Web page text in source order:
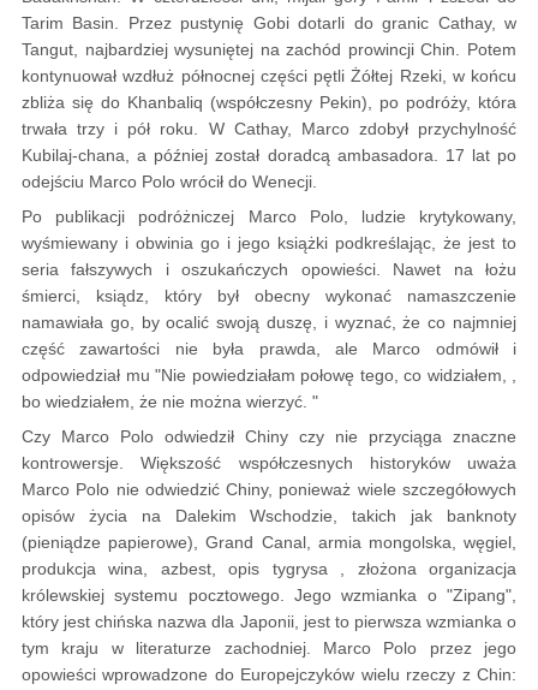
Tarim Basin. Przez pustynię Gobi dotarli do granic Cathay, w
Tangut, najbardziej wysuniętej na zachód prowincji Chin. Potem
kontynuował wzdłuż północnej części pętli Żółtej Rzeki, w końcu
zbliża się do Khanbaliq (współczesny Pekin), po podróży, która
trwała trzy i pół roku. W Cathay, Marco zdobył przychylność
Kubilaj-chana, a później został doradcą ambasadora. 17 lat po
odejściu Marco Polo wrócił do Wenecji.
Po publikacji podróżniczej Marco Polo, ludzie krytykowany,
wyśmiewany i obwinia go i jego książki podkreślając, że jest to
seria fałszywych i oszukańczych opowieści. Nawet na łożu
śmierci, ksiądz, który był obecny wykonać namaszczenie
namawiała go, by ocalić swoją duszę, i wyznać, że co najmniej
część zawartości nie była prawda, ale Marco odmówił i
odpowiedział mu "Nie powiedziałam połowę tego, co widziałem, ,
bo wiedziałem, że nie można wierzyć. "
Czy Marco Polo odwiedził Chiny czy nie przyciąga znaczne
kontrowersje. Większość współczesnych historyków uważa
Marco Polo nie odwiedzić Chiny, ponieważ wiele szczegółowych
opisów życia na Dalekim Wschodzie, takich jak banknoty
(pieniądze papierowe), Grand Canal, armia mongolska, węgiel,
produkcja wina, azbest, opis tygrysa , złożona organizacja
królewskiej systemu pocztowego. Jego wzmianka o "Zipang",
który jest chińska nazwa dla Japonii, jest to pierwsza wzmianka o
tym kraju w literaturze zachodniej. Marco Polo przez jego
opowieści wprowadzone do Europejczyków wielu rzeczy z Chin: